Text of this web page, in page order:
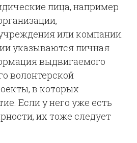
лица, например
или компании.
указываются личная
выдвигаемого
волонтерской
в которых
Если у него уже есть
их тоже следует